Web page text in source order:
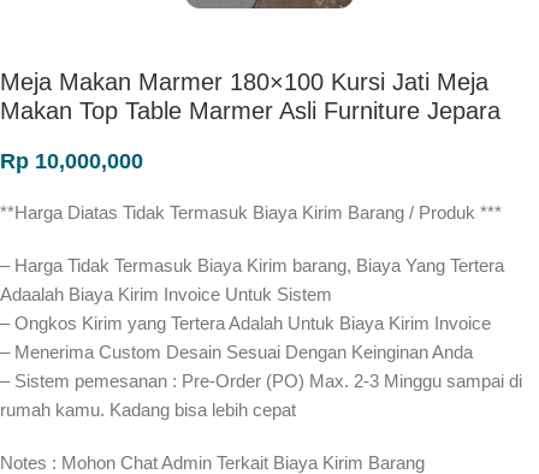
Meja Makan Marmer 180×100 Kursi Jati Meja
Makan Top Table Marmer Asli Furniture Jepara
Rp 10,000,000
**Harga Diatas Tidak Termasuk Biaya Kirim Barang / Produk ***
– Harga Tidak Termasuk Biaya Kirim barang, Biaya Yang Tertera
Adaalah Biaya Kirim Invoice Untuk Sistem
– Ongkos Kirim yang Tertera Adalah Untuk Biaya Kirim Invoice
– Menerima Custom Desain Sesuai Dengan Keinginan Anda
– Sistem pemesanan : Pre-Order (PO) Max. 2-3 Minggu sampai di
rumah kamu. Kadang bisa lebih cepat⁣⁣
Notes : Mohon Chat Admin Terkait Biaya Kirim Barang